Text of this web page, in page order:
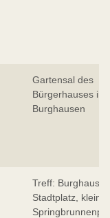
Gartensal des
Bürgerhauses in
Burghausen
Treff:
Stadtplatz, kleiner